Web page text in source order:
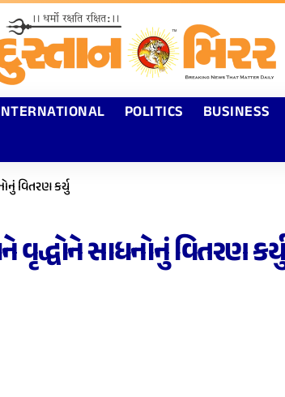
POLITICS
BUSINESS
વિતરણ કર્યુ
વૃદ્ધોને સાધનોનું વિતરણ કર્યુ